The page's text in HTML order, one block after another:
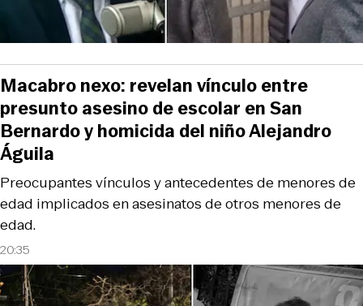
20:35
Preocupantes vínculos y antecedentes de menores de
edad implicados en asesinatos de otros menores de
edad.
Macabro nexo: revelan vínculo entre
presunto asesino de escolar en San
Bernardo y homicida del niño Alejandro
Águila